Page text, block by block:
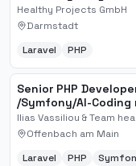
Idealerweise Laravel
Healthy Projects GmbH
Darmstadt
Laravel PHP
Senior PHP
/Symfony​/AI-
Traffic Web
Offenbach am Main
Laravel PHP